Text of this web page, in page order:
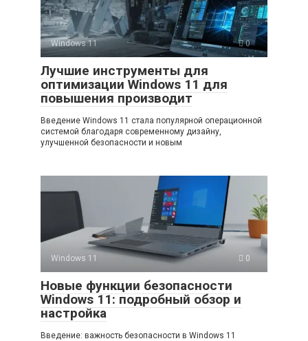
Windows 11 0
Лучшие инструменты для
оптимизации Windows 11 для
повышения производит
Введение Windows 11 стала популярной операционной
системой благодаря современному дизайну,
улучшенной безопасности и новым
Windows 11 0
Новые функции безопасности
Windows 11: подробный обзор и
настройка
Введение: важность безопасности в Windows 11